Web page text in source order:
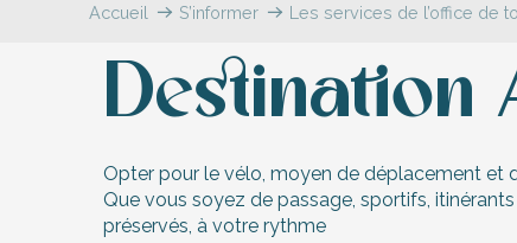
Portes-en-Ré
Accueil S’informer Les services de l’office de
Destination
Opter pour le vélo, moyen de déplacement et
Que vous soyez de passage, sportifs,
préservés, à votre rythme